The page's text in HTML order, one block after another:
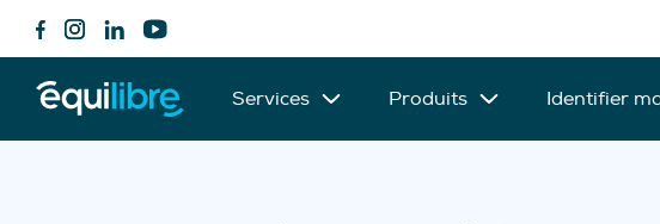
Services Produits Identifier